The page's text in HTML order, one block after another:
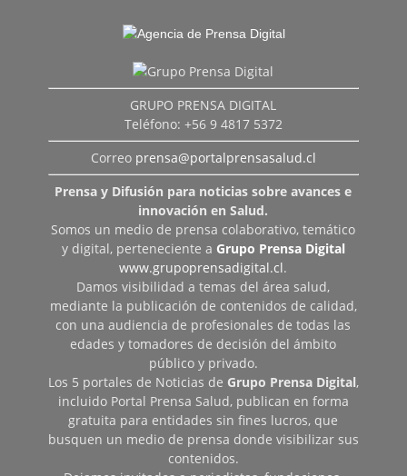
GRUPO PRENSA DIGITAL
Teléfono: +56 9 4817 5372
Correo prensa@portalprensasalud.cl
Prensa y Difusión para noticias sobre avances e
innovación en Salud.
Somos un medio de prensa colaborativo, temático
y digital, perteneciente a Grupo Prensa Digital
www.grupoprensadigital.cl.
Damos visibilidad a temas del área salud,
mediante la publicación de contenidos de calidad,
con una audiencia de profesionales de todas las
edades y tomadores de decisión del ámbito
público y privado.
Los 5 portales de Noticias de Grupo Prensa Digital,
incluido Portal Prensa Salud, publican en forma
gratuita para entidades sin fines lucros, que
busquen un medio de prensa donde visibilizar sus
contenidos.